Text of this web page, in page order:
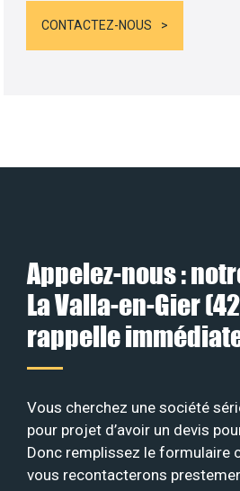
CONTACTEZ-NOUS
Appelez-nous :
La Valla-en-Gier
rappelle
Vous cherchez une société
pour projet d’avoir un devis
Donc remplissez le formulaire
vous recontacterons